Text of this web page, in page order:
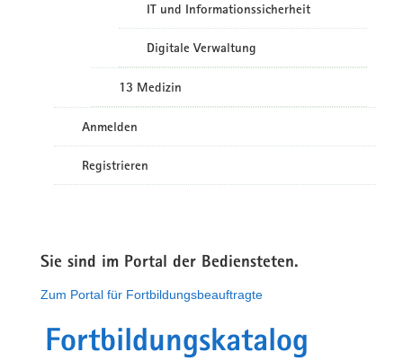
IT und Informationssicherheit
Digitale Verwaltung
13 Medizin
Anmelden
Registrieren
Sie sind im Portal der Bediensteten.
Zum Portal für Fortbildungsbeauftragte
Fortbildungskatalog